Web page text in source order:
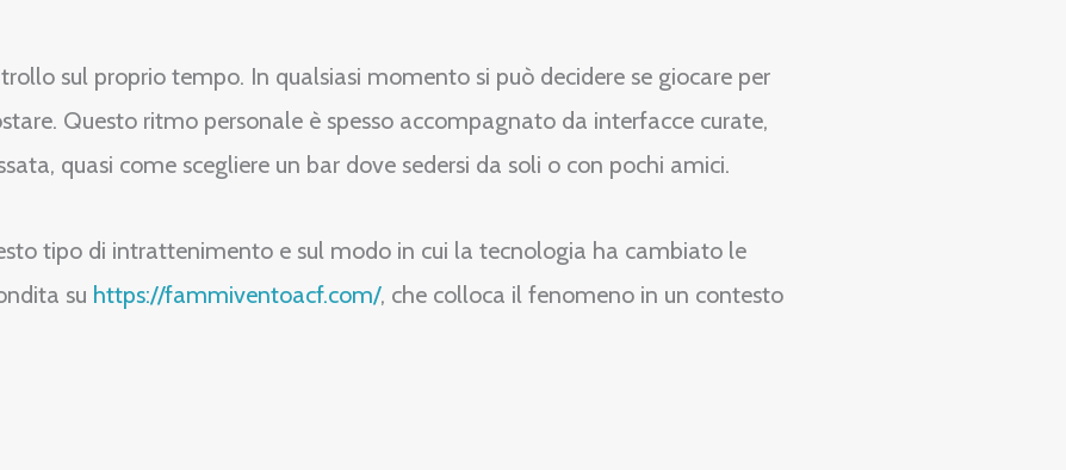
sul proprio tempo. In qualsiasi momento si può decidere se giocare per
Questo ritmo personale è spesso accompagnato da interfacce curate,
quasi come scegliere un bar dove sedersi da soli o con pochi amici.
tipo di intrattenimento e sul modo in cui la tecnologia ha cambiato le
su https://fammiventoacf.com/, che colloca il fenomeno in un contesto